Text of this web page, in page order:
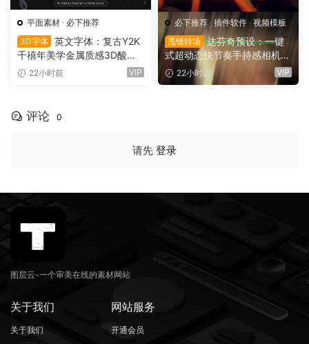
平面素材 · 必下推荐
3D字体 英文字体：复古Y2K
千禧年美学金属质感3D酸性
镀铬文字LOGO标题封面海报
59）
22小时前 VIP
必下推荐· 插件软件 ·视频模板
甩镜转场 达芬奇预设：一键
式超动态快节奏手持感相机摇
晃运动甩镜头无缝转场过渡
支持横竖屏（16158）
22小时前 VIP
评论 0
请先 登录
图层云-一个审美在线的素材网站
关于我们
关于我们
网站服务
开通会员